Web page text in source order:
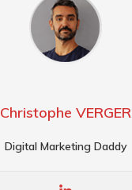
Christophe VERGER
Digital Marketing Daddy